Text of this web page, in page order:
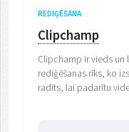
REDIĢĒŠANA
Clipchamp
Clipchamp ir vieds
rediģēšanas rīks, ko
radīts, lai padarītu